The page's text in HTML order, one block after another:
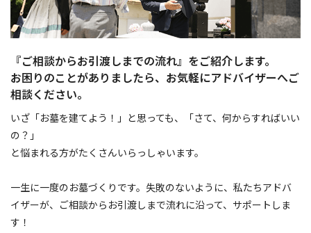
『ご相談からお引渡しまでの流れ』をご紹介します。
お困りのことがありましたら、お気軽にアドバイザーへご
相談ください。
いざ「お墓を建てよう！」と思っても、「さて、何からすればいい
の？」
と悩まれる方がたくさんいらっしゃいます。
一生に一度のお墓づくりです。失敗のないように、私たちアドバ
イザーが、ご相談からお引渡しまで流れに沿って、サポートしま
す！